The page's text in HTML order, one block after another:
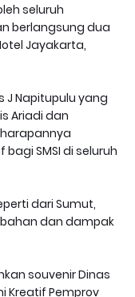
seluruh
berlangsung dua
Jayakarta,
J Napitupulu yang
Ariadi dan
SMSI di seluruh
dari Sumut,
dan dampak
souvenir Dinas
Kreatif Pemprov